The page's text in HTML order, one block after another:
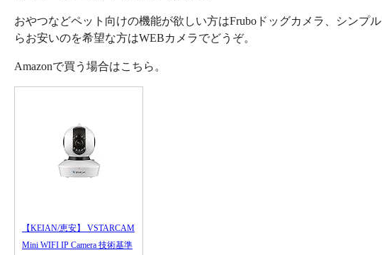
おやつなどペット向けの機能が欲しい方はFruboドッグカメラ、シンプ
らお安いのを希望な方はWEBカメラでどうぞ。
Amazonで買う場合はこちら。
【KEIAN/恵安】 VSTARCAM
Mini WIFI IP Camera 技術基準